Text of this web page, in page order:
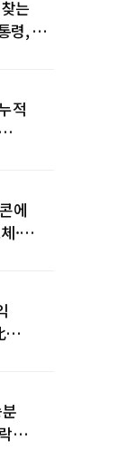
는
, 2차
적
에
·